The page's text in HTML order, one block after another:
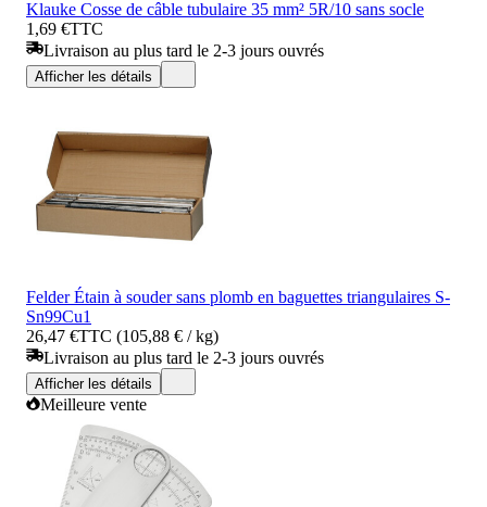
Klauke Cosse de câble tubulaire 35 mm² 5R/10 sans socle
1,69 €TTC
Livraison au plus tard le 2-3 jours ouvrés
Afficher les détails
Felder Étain à souder sans plomb en baguettes triangulaires S-
Sn99Cu1
26,47 €TTC (105,88 € / kg)
Livraison au plus tard le 2-3 jours ouvrés
Afficher les détails
Meilleure vente